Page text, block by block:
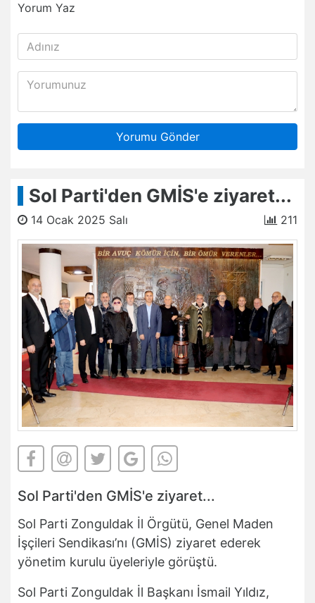
Yorum Yaz
Yorumu Gönder
Sol Parti'den GMİS'e ziyaret...
14 Ocak 2025 Salı 211
Sol Parti'den GMİS'e ziyaret...
Sol Parti Zonguldak İl Örgütü, Genel Maden
İşçileri Sendikası’nı (GMİS) ziyaret ederek
yönetim kurulu üyeleriyle görüştü.
Sol Parti Zonguldak İl Başkanı İsmail Yıldız,